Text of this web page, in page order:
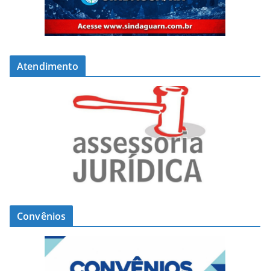
Atendimento
Convênios